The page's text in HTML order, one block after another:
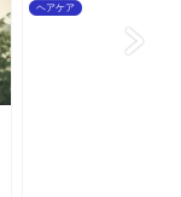
ヘアケア